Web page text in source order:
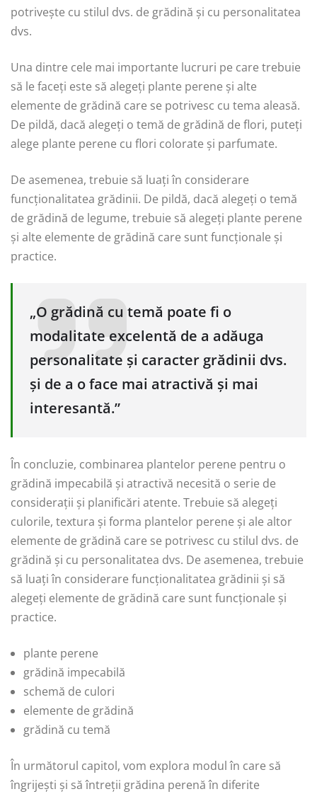
potrivește cu stilul dvs. de grădină și cu personalitatea
dvs.
Una dintre cele mai importante lucruri pe care trebuie
să le faceți este să alegeți plante perene și alte
elemente de grădină care se potrivesc cu tema aleasă.
De pildă, dacă alegeți o temă de grădină de flori, puteți
alege plante perene cu flori colorate și parfumate.
De asemenea, trebuie să luați în considerare
funcționalitatea grădinii. De pildă, dacă alegeți o temă
de grădină de legume, trebuie să alegeți plante perene
și alte elemente de grădină care sunt funcționale și
practice.
„O grădină cu temă poate fi o
modalitate excelentă de a adăuga
personalitate și caracter grădinii dvs.
și de a o face mai atractivă și mai
interesantă.”
În concluzie, combinarea plantelor perene pentru o
grădină impecabilă și atractivă necesită o serie de
considerații și planificări atente. Trebuie să alegeți
culorile, textura și forma plantelor perene și ale altor
elemente de grădină care se potrivesc cu stilul dvs. de
grădină și cu personalitatea dvs. De asemenea, trebuie
să luați în considerare funcționalitatea grădinii și să
alegeți elemente de grădină care sunt funcționale și
practice.
plante perene
grădină impecabilă
schemă de culori
elemente de grădină
grădină cu temă
În următorul capitol, vom explora modul în care să
îngrijești și să întreții grădina perenă în diferite